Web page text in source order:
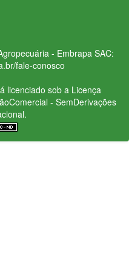
- Embrapa SAC:
fale-conosco
licenciado sob a Licença
- SemDerivações